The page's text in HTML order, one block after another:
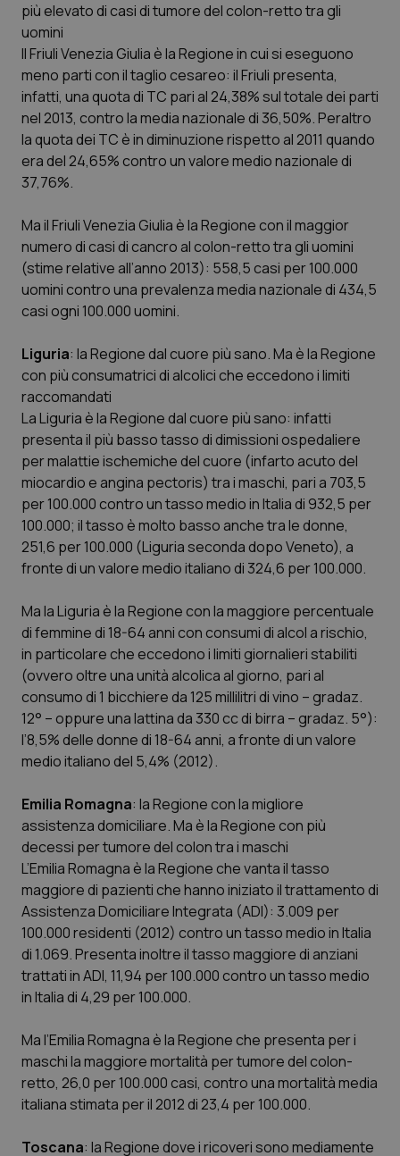
più elevato di casi di tumore del colon-retto tra gli
uomini
Il Friuli Venezia Giulia è la Regione in cui si eseguono
meno parti con il taglio cesareo: il Friuli presenta,
infatti, una quota di TC pari al 24,38% sul totale dei parti
nel 2013, contro la media nazionale di 36,50%. Peraltro
la quota dei TC è in diminuzione rispetto al 2011 quando
era del 24,65% contro un valore medio nazionale di
37,76%.
Ma il Friuli Venezia Giulia è la Regione con il maggior
numero di casi di cancro al colon-retto tra gli uomini
(stime relative all’anno 2013): 558,5 casi per 100.000
uomini contro una prevalenza media nazionale di 434,5
casi ogni 100.000 uomini.
Liguria: la Regione dal cuore più sano. Ma è la Regione
con più consumatrici di alcolici che eccedono i limiti
raccomandati
La Liguria è la Regione dal cuore più sano: infatti
presenta il più basso tasso di dimissioni ospedaliere
per malattie ischemiche del cuore (infarto acuto del
miocardio e angina pectoris) tra i maschi, pari a 703,5
per 100.000 contro un tasso medio in Italia di 932,5 per
100.000; il tasso è molto basso anche tra le donne,
251,6 per 100.000 (Liguria seconda dopo Veneto), a
fronte di un valore medio italiano di 324,6 per 100.000.
Ma la Liguria è la Regione con la maggiore percentuale
di femmine di 18-64 anni con consumi di alcol a rischio,
in particolare che eccedono i limiti giornalieri stabiliti
(ovvero oltre una unità alcolica al giorno, pari al
consumo di 1 bicchiere da 125 millilitri di vino – gradaz.
12° – oppure una lattina da 330 cc di birra – gradaz. 5°):
l’8,5% delle donne di 18-64 anni, a fronte di un valore
medio italiano del 5,4% (2012).
Emilia Romagna: la Regione con la migliore
assistenza domiciliare. Ma è la Regione con più
decessi per tumore del colon tra i maschi
L’Emilia Romagna è la Regione che vanta il tasso
maggiore di pazienti che hanno iniziato il trattamento di
Assistenza Domiciliare Integrata (ADI): 3.009 per
100.000 residenti (2012) contro un tasso medio in Italia
di 1.069. Presenta inoltre il tasso maggiore di anziani
trattati in ADI, 11,94 per 100.000 contro un tasso medio
in Italia di 4,29 per 100.000.
Ma l’Emilia Romagna è la Regione che presenta per i
maschi la maggiore mortalità per tumore del colon-
retto, 26,0 per 100.000 casi, contro una mortalità media
italiana stimata per il 2012 di 23,4 per 100.000.
Toscana: la Regione dove i ricoveri sono mediamente